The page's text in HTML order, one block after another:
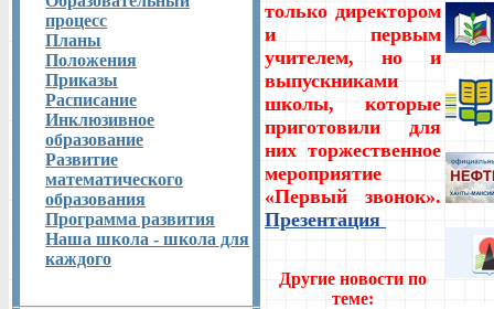
процесс
Планы
Положения
Приказы
Расписание
Инклюзивное
образование
Развитие
математического
образования
Программа развития
Наша школа - школа для
каждого
только директором
и первым
учителем, но и
выпускниками
школы, которые
приготовили для
них торжественное
мероприятие
«Первый звонок».
Презентация
Другие новости по
теме: